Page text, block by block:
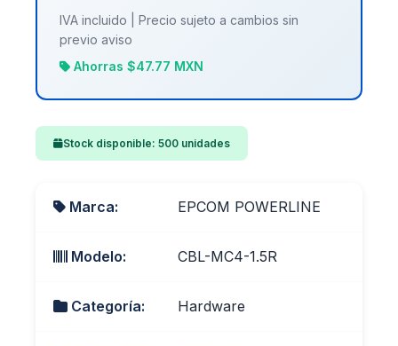
IVA incluido | Precio sujeto a cambios sin
previo aviso
Ahorras $47.77 MXN
Stock disponible: 500 unidades
Marca: EPCOM POWERLINE
Modelo: CBL-MC4-1.5R
Categoría: Hardware